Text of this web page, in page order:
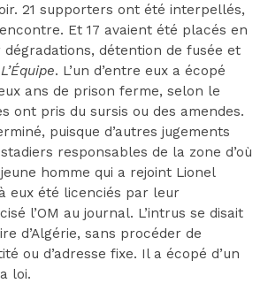
21 supporters ont été interpellés,
Et 17 avaient été placés en
dégradations, détention de fusée et
L’Équipe. L’un d’entre eux a écopé
ans de prison ferme, selon le
ont pris du sursis ou des amendes.
puisque d’autres jugements
responsables de la zone d’où
homme qui a rejoint Lionel
eux été licenciés par leur
l’OM au journal. L’intrus se disait
d’Algérie, sans procéder de
ou d’adresse fixe. Il a écopé d’un
loi.